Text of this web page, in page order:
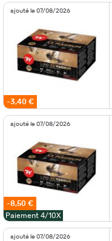
ajouté le 07/08/2026
-3,40 €
ajouté le 07/08/2026
-8,50 €
Paiement 4/10X
ajouté le 07/08/2026